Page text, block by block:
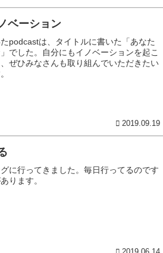
ベーション
podcastは、タイトルに書いた「あなた
でした。自分にもイノベーションを起こ
ぜひみなさんも取り組んでいただきたい
2019.09.19
に行ってきました。毎日行ってるのです
ります。